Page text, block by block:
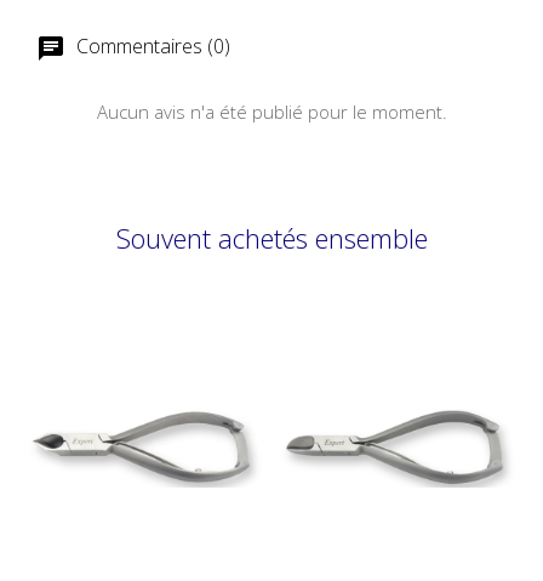
chat Commentaires (0)
Aucun avis n'a été publié pour le moment.
Souvent achetés ensemble